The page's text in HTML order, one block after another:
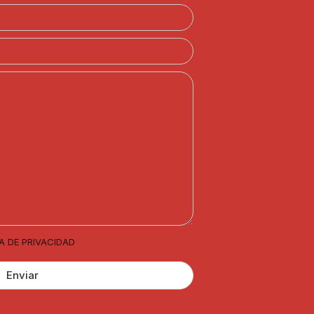
DE PRIVACIDAD
Enviar